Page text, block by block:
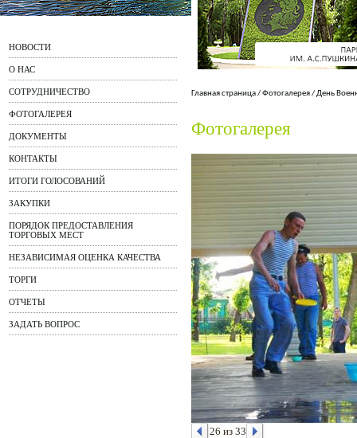
НОВОСТИ
О НАС
СОТРУДНИЧЕСТВО
ФОТОГАЛЕРЕЯ
ДОКУМЕНТЫ
КОНТАКТЫ
ИТОГИ ГОЛОСОВАНИЙ
ЗАКУПКИ
ПОРЯДОК ПРЕДОСТАВЛЕНИЯ
ТОРГОВЫХ МЕСТ
НЕЗАВИСИМАЯ ОЦЕНКА КАЧЕСТВА
ТОРГИ
ОТЧЕТЫ
ЗАДАТЬ ВОПРОС
Главная страница/Фотогалерея/День
Фотогалерея
26 из 33